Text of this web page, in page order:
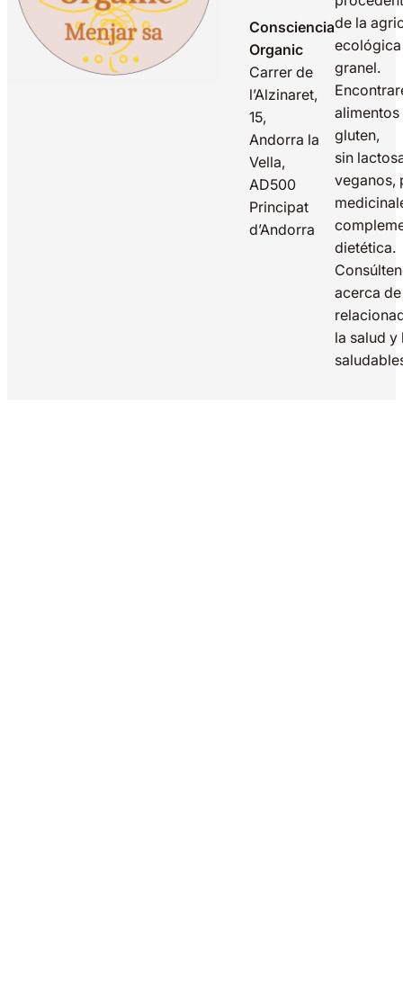
Consciencia
Organic
Carrer de
l’Alzinaret,
15,
Andorra la
Vella,
AD500
Principat
d’Andorra
de la
granel.
alimentos
gluten,
sin
veganos,
dietética.
acerca
la salud y